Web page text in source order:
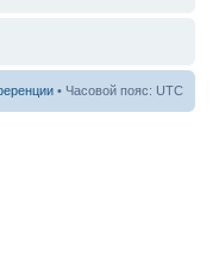
• Часовой пояс: UTC